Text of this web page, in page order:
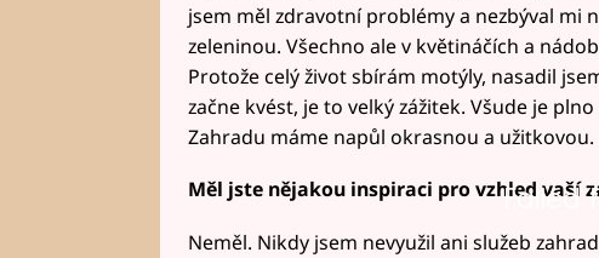
jsem měl zdravotní problémy a nezbýval mi
zeleninou. Všechno ale v květináčích a
Protože celý život sbírám motýly, nasadil
začne kvést, je to velký zážitek. Všude je
Zahradu máme napůl okrasnou a užitkovou.
Failed
Měl jste nějakou inspiraci pro vzhled vaší
Neměl. Nikdy jsem nevyužil ani služeb